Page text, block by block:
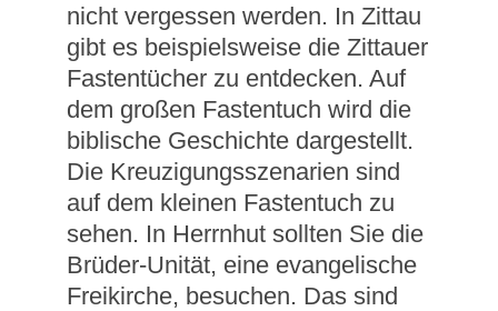
nicht vergessen werden. In Zittau
gibt es beispielsweise die Zittauer
Fastentücher zu entdecken. Auf
dem großen Fastentuch wird die
biblische Geschichte dargestellt.
Die Kreuzigungsszenarien sind
auf dem kleinen Fastentuch zu
sehen. In Herrnhut sollten Sie die
Brüder-Unität, eine evangelische
Freikirche, besuchen. Das sind